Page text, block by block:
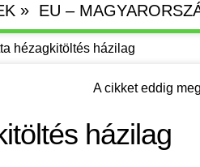
» EU –
hézagkitöltés házilag
A cikket eddig
házilag